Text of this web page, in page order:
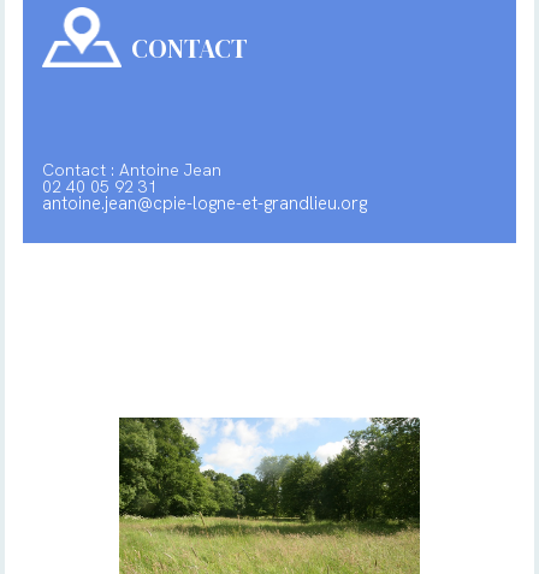
CONTACT
Contact : Antoine Jean
02 40 05 92 31
antoine.jean@cpie-logne-et-grandlieu.org